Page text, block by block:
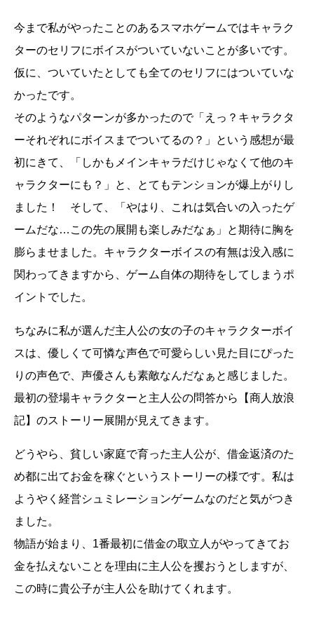
今まで私がやったことのあるスマホゲームではキャラク
ターのセリフにボイスがついていないことが多いです。
仮に、ついていたとしても全てのセリフにはついていな
かったです。
そのようなパターンが多かったので「えっ？キャラクタ
ーそれぞれにボイスまでついてるの？」という感想が最
初にきて、「しかもメインキャラだけじゃなくて他のキ
ャラクターにも？」と、とてもテンションが爆上がりし
ました！ そして、「やはり、これは気合いの入ったゲ
ームだな…この先の展開も楽しみだなぁ」と期待に胸を
膨らませました。キャラクターボイスの有無は没入感に
関わってきますから、ゲーム自体の期待をしてしまうポ
イントでした。
ちなみに私が選んだ主人公の女の子のキャラクターボイ
スは、優しくて可憐な声色で可愛らしい見た目にぴった
りの声色で、声優さんも素敵なんだなぁと感じました。
最初の登場キャラクターと主人公の問答から【商人放浪
記】のストーリー展開が見えてきます。
どうやら、貧しい家庭で育った主人公が、借金返済のた
め都に出てお金を稼ぐというストーリーの様です。私は
ようやく経営シュミレーションゲームなのだと気がつき
ました。
物語が始まり、1番最初に借金の取立人がやってきてお
金を払えないことを理由に主人公を攫おうとしますが、
この時に貴公子が主人公を助けてくれます。